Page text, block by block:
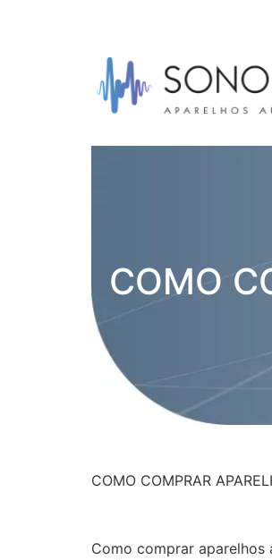
COMO
COMO COMPRAR
Como comprar aparelhos